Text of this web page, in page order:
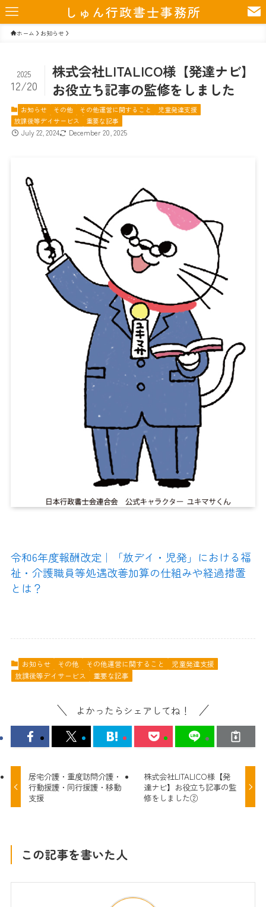
しゅん行政書士事務所
ホーム お知らせ
株式会社LITALICO様【発達ナビ】
お役立ち記事の監修をしました
2025
12/20
お知らせ その他 その他運営に関すること
児童発達支援
放課後等デイサービス
重要な記事
July 22, 2024 December 20, 2025
令和6年度報酬改定｜「放デイ・児発」における福
祉・介護職員等処遇改善加算の仕組みや経過措置
とは？
お知らせ その他 その他運営に関すること
児童発達支援
放課後等デイサービス
重要な記事
よかったらシェアしてね！
居宅介護・重度訪問介護・
行動援護・同行援護・移動
支援
株式会社LITALICO様【発
達ナビ】お役立ち記事の監
修をしました②
この記事を書いた人